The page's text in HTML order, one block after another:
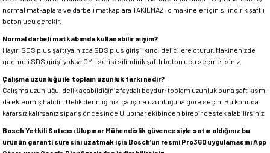
normal matkaplara ve darbeli matkaplara TAKILMAZ; o makineler için silindirik şaftlı
beton ucu gerekir.
Normal darbeli matkabımda kullanabilir miyim?
Hayır. SDS plus şaftı yalnızca SDS plus girişli kırıcı delicilere oturur. Makinenizde
geçmeli SDS girişi yoksa CYL serisi silindirik şaftlı beton ucu seçmelisiniz.
Çalışma uzunluğu ile toplam uzunluk farkı nedir?
Çalışma uzunluğu, delik açabildiğiniz faydalı boydur; toplam uzunluk buna şaft kısmı
da eklenmiş hâlidir. Delik derinliğinizi çalışma uzunluğuna göre seçin. Bu konuda
kararsız kalırsanız sipariş öncesinde Ulupınar ekibinden birebir destek alabilirsiniz.
Bosch Yetkili Satıcısı Ulupınar Mühendislik güvencesiyle satın aldığınız bu
ürünün garanti süresini uzatmak için Bosch’un resmi Pro360 uygulamasını App